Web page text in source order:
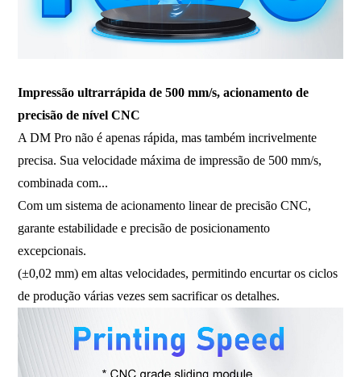
Impressão ultrarrápida de 500 mm/s, acionamento de
precisão de nível CNC
A DM Pro não é apenas rápida, mas também incrivelmente
precisa. Sua velocidade máxima de impressão de 500 mm/s,
combinada com...
Com um sistema de acionamento linear de precisão CNC,
garante estabilidade e precisão de posicionamento
excepcionais.
(±0,02 mm) em altas velocidades, permitindo encurtar os ciclos
de produção várias vezes sem sacrificar os detalhes.